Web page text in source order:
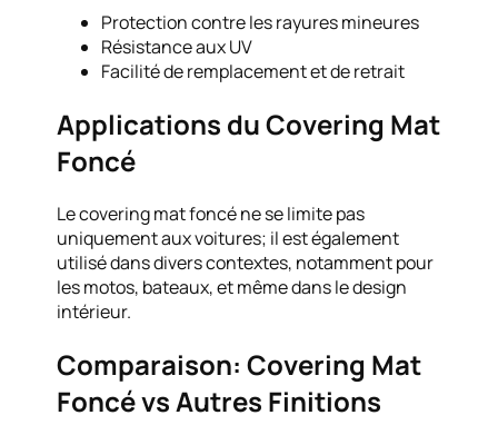
Protection contre les rayures mineures
Résistance aux UV
Facilité de remplacement et de retrait
Applications du Covering Mat
Foncé
Le covering mat foncé ne se limite pas
uniquement aux voitures; il est également
utilisé dans divers contextes, notamment pour
les motos, bateaux, et même dans le design
intérieur.
Comparaison: Covering Mat
Foncé vs Autres Finitions